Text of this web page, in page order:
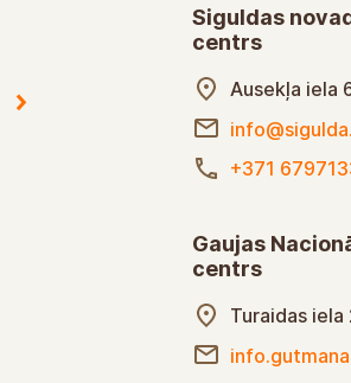
Siguldas
centrs
Ausekļa iela
+371
Gaujas
centrs
Turaidas iela